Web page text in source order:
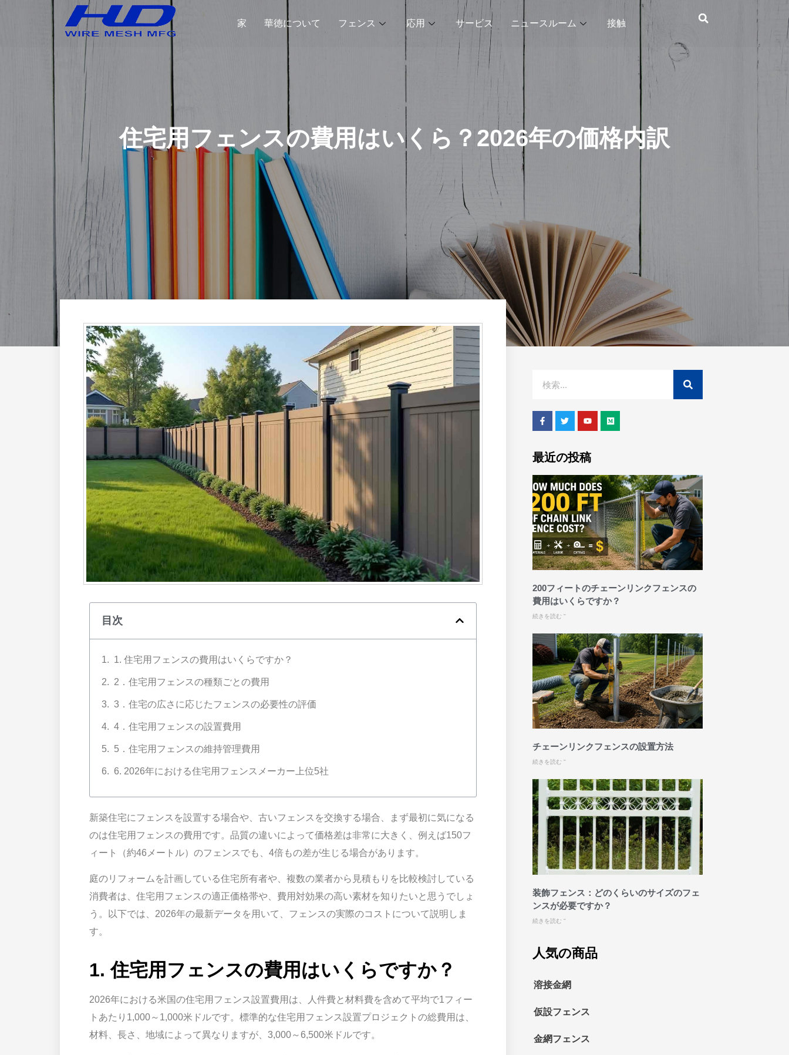
家 華徳について フェンス 応用 サービス ニュースルーム 接触
住宅用フェンスの費用はいくら？2026年の価格内訳
目次
1. 住宅用フェンスの費用はいくらですか？
2．住宅用フェンスの種類ごとの費用
3．住宅の広さに応じたフェンスの必要性の評価
4．住宅用フェンスの設置費用
5．住宅用フェンスの維持管理費用
6. 2026年における住宅用フェンスメーカー上位5社
新築住宅にフェンスを設置する場合や、古いフェンスを交換する場合、まず最初に気になる
のは住宅用フェンスの費用です。品質の違いによって価格差は非常に大きく、例えば150フ
ィート（約46メートル）のフェンスでも、4倍もの差が生じる場合があります。
庭のリフォームを計画している住宅所有者や、複数の業者から見積もりを比較検討している
消費者は、住宅用フェンスの適正価格帯や、費用対効果の高い素材を知りたいと思うでしょ
う。以下では、2026年の最新データを用いて、フェンスの実際のコストについて説明しま
す。
1. 住宅用フェンスの費用はいくらですか？
2026年における米国の住宅用フェンス設置費用は、人件費と材料費を含めて平均で1フィー
トあたり1,000～1,000米ドルです。標準的な住宅用フェンス設置プロジェクトの総費用は、
材料、長さ、地域によって異なりますが、3,000～6,500米ドルです。
最近の投稿
200フィートのチェーンリンクフェンスの
費用はいくらですか？
続きを読む "
チェーンリンクフェンスの設置方法
続きを読む "
装飾フェンス：どのくらいのサイズのフェ
ンスが必要ですか？
続きを読む "
人気の商品
溶接金網
仮設フェンス
金網フェンス